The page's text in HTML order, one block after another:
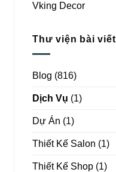
Vking Decor
Thư viện bài viết
Blog (816)
Dịch Vụ (1)
Dự Án (1)
Thiết Kế Salon (1)
Thiết Kế Shop (1)